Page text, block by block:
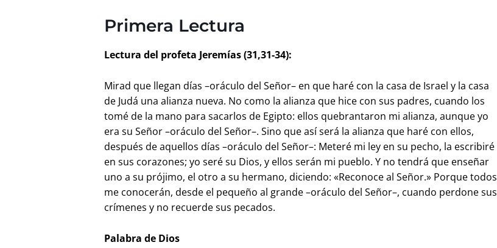
Primera Lectura
Lectura del profeta Jeremías (31,31-34):
Mirad que llegan días –oráculo del Señor– en que haré con la casa de Israel y la casa
de Judá una alianza nueva. No como la alianza que hice con sus padres, cuando los
tomé de la mano para sacarlos de Egipto: ellos quebrantaron mi alianza, aunque yo
era su Señor –oráculo del Señor–. Sino que así será la alianza que haré con ellos,
después de aquellos días –oráculo del Señor–: Meteré mi ley en su pecho, la escribiré
en sus corazones; yo seré su Dios, y ellos serán mi pueblo. Y no tendrá que enseñar
uno a su prójimo, el otro a su hermano, diciendo: «Reconoce al Señor.» Porque todos
me conocerán, desde el pequeño al grande –oráculo del Señor–, cuando perdone sus
crímenes y no recuerde sus pecados.
Palabra de Dios